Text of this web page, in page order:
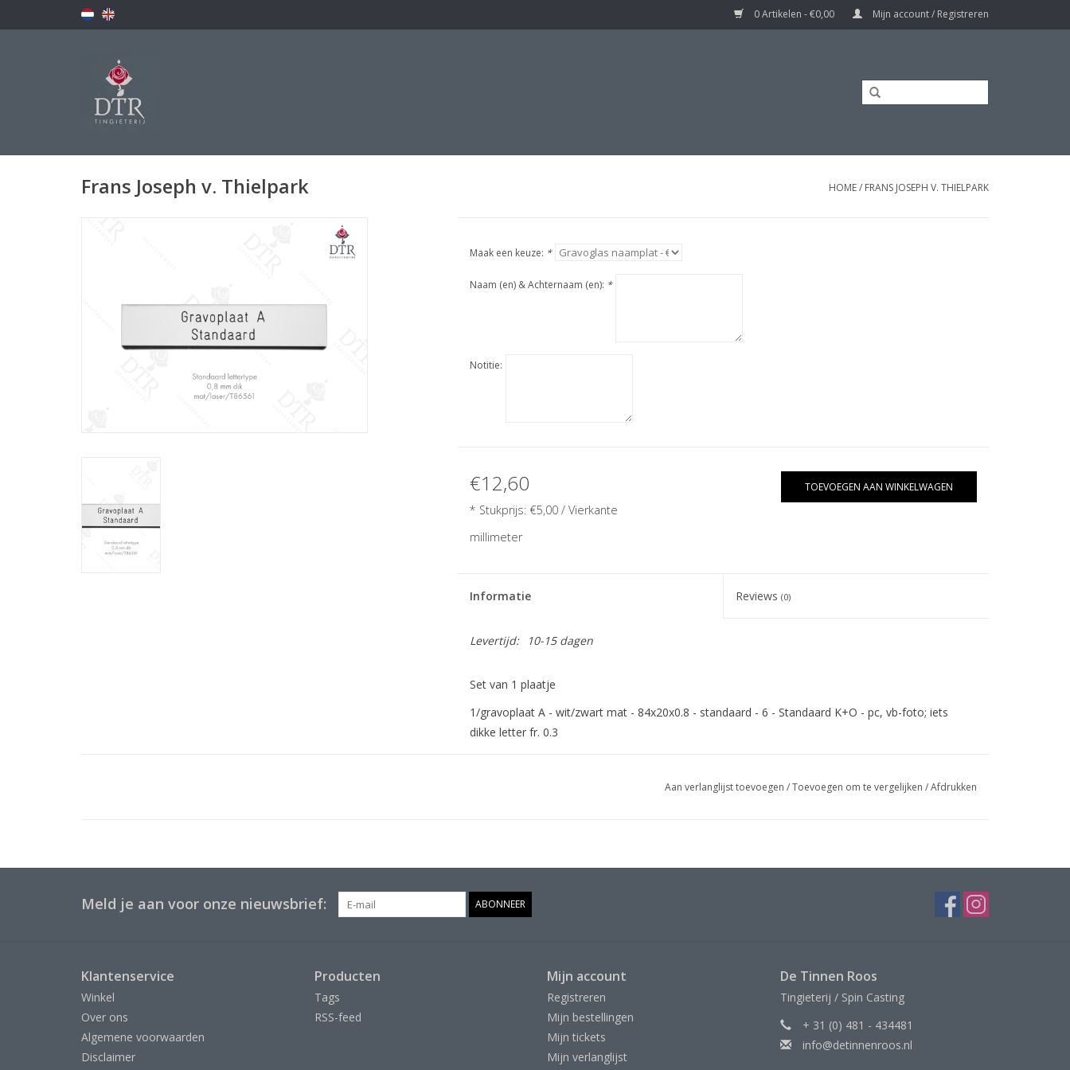
0 Artikelen - €0,00 Mijn account / Registreren
Frans Joseph v. Thielpark HOME/ FRANS JOSEPH V. THIELPARK
Maak een keuze: *
Naam (en) & Achternaam (en): *
Notitie:
€12,60
* Stukprijs: €5,00/ Vierkante
millimeter
TOEVOEGEN AAN WINKELWAGEN
Informatie Reviews(0)
Levertijd: 10-15 dagen
Set van 1 plaatje
1/gravoplaat A - wit/zwart mat - 84x20x0.8 - standaard - 6 - Standaard K+O - pc, vb-foto; iets
dikke letter fr. 0.3
Aan verlanglijst toevoegen /Toevoegen om te vergelijken /Afdrukken
Meld je aan voor onze nieuwsbrief: ABONNEER
Klantenservice
Winkel
Over ons
Algemene voorwaarden
Disclaimer
Producten
Tags
RSS-feed
Mijn account
Registreren
Mijn bestellingen
Mijn tickets
Mijn verlanglijst
De Tinnen Roos
Tingieterij / Spin Casting
+ 31 (0) 481 - 434481
info@detinnenroos.nl